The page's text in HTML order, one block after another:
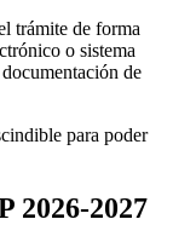
trámite de forma
o sistema
de
para poder
2026-2027